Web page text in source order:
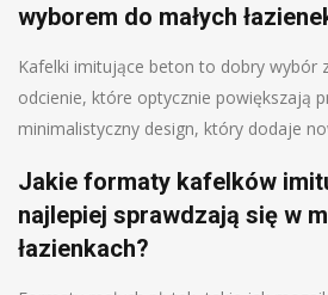
wyborem do małych
Kafelki imitujące beton to dobry wybór
odcienie, które optycznie powiększają
minimalistyczny design, który dodaje
Jakie formaty kafelków
najlepiej sprawdzają się w
łazienkach?